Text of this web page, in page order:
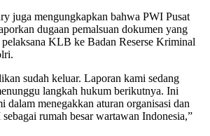
juga mengungkapkan bahwa PWI Pusat
dugaan pemalsuan dokumen yang
KLB ke Badan Reserse Kriminal
sudah keluar. Laporan kami sedang
langkah hukum berikutnya. Ini
dalam menegakkan aturan organisasi dan
rumah besar wartawan Indonesia,”